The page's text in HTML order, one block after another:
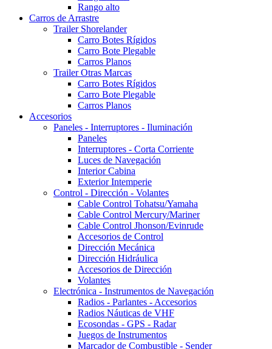
Rango alto
Carros de Arrastre
Trailer Shorelander
Carro Botes Rígidos
Carro Bote Plegable
Carros Planos
Trailer Otras Marcas
Carro Botes Rígidos
Carro Bote Plegable
Carros Planos
Accesorios
Paneles - Interruptores - Iluminación
Paneles
Interruptores - Corta Corriente
Luces de Navegación
Interior Cabina
Exterior Intemperie
Control - Dirección - Volantes
Cable Control Tohatsu/Yamaha
Cable Control Mercury/Mariner
Cable Control Jhonson/Evinrude
Accesorios de Control
Dirección Mecánica
Dirección Hidráulica
Accesorios de Dirección
Volantes
Electrónica - Instrumentos de Navegación
Radios - Parlantes - Accesorios
Radios Náuticas de VHF
Ecosondas - GPS - Radar
Juegos de Instrumentos
Marcador de Combustible - Sender